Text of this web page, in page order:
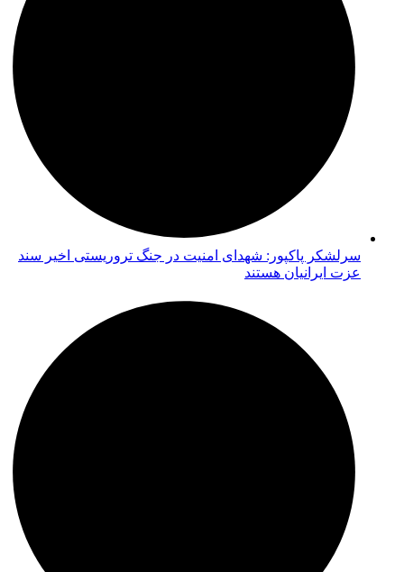
سرلشکر پاکپور: شهدای امنیت در جنگ تروریستی اخیر سند
عزت ایرانیان هستند